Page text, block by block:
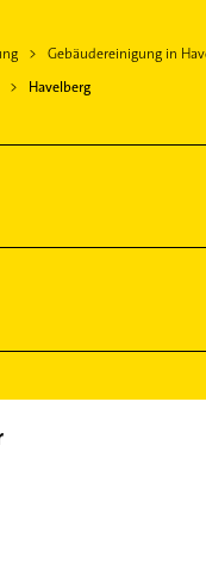
Gebäudereinigung in
Havelberg